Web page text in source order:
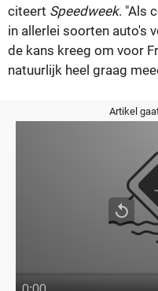
citeert Speedweek. "Als
in allerlei soorten auto's
de kans kreeg om voor
natuurlijk heel graag
Artikel